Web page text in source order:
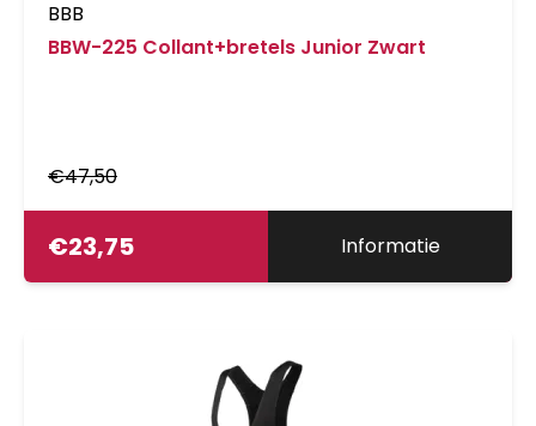
BBB
BBW-225 Collant+bretels Junior Zwart
€47,50
€23,75 Informatie